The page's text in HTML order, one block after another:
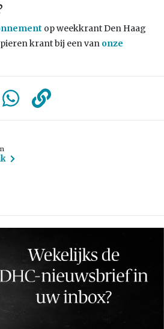
op weekkrant Den Haag
krant bij een van onze